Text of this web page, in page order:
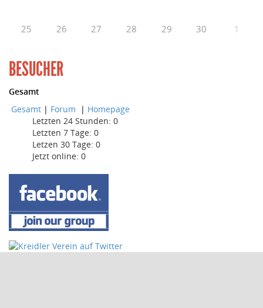
25 26 27 28 29 30 1
BESUCHER
Gesamt
Gesamt | Forum | Homepage
Letzten 24 Stunden: 0
Letzten 7 Tage: 0
Letzen 30 Tage: 0
Jetzt online: 0